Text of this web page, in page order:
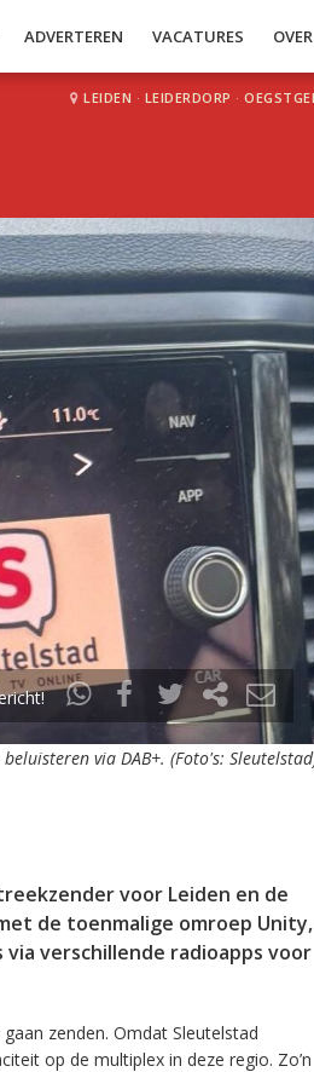
ADVERTEREN VACATURES
LEIDEN · LEIDERDORP ·
via DAB+. (Foto's:
voor Leiden en de
de toenmalige omroep Unity,
verschillende radioapps voor
zenden. Omdat Sleutelstad
op de multiplex in deze regio. Zo’n